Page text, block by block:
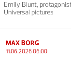
Emily Blunt,
Universal pictures
MAX BORG
11.06.2026 06:00